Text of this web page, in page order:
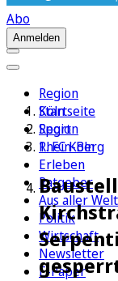
Abo
Anmelden
Region
Köln
Sport
1. FC Köln
Erleben
Ratgeber
Aus aller Welt
Politik
Wirtschaft
Newsletter
E-Paper
Startseite
Region
Rhein-Berg